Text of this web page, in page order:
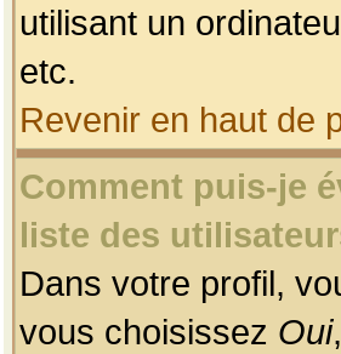
utilisant un
etc.
Revenir en haut de
Comment puis-je
liste des
Dans votre profil,
vous choisissez Oui